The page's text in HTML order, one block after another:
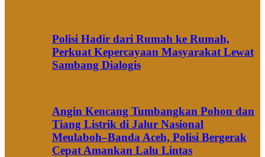
Polisi Hadir dari Rumah ke Rumah,
Perkuat Kepercayaan Masyarakat Lewat
Sambang Dialogis
Angin Kencang Tumbangkan Pohon dan
Tiang Listrik di Jalur Nasional
Meulaboh–Banda Aceh, Polisi Bergerak
Cepat Amankan Lalu Lintas